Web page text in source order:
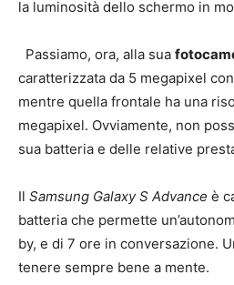
la luminosità dello schermo in
Passiamo, ora, alla sua
caratterizzata da 5 megapixel
mentre quella frontale ha una
megapixel. Ovviamente, non
sua batteria e delle relative
Il Samsung Galaxy S Advance è
batteria che permette
by, e di 7 ore in conversazione.
tenere sempre bene a mente.